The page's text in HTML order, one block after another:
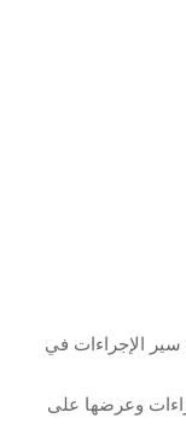
الإجراءات في
وعرضها على